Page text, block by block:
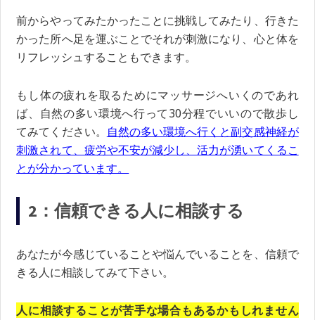
前からやってみたかったことに挑戦してみたり、行きた
かった所へ足を運ぶことでそれが刺激になり、心と体を
リフレッシュすることもできます。
もし体の疲れを取るためにマッサージへいくのであれ
ば、自然の多い環境へ行って30分程でいいので散歩し
てみてください。 自然の多い環境へ行くと副交感神経が
刺激されて、疲労や不安が減少し、活力が湧いてくるこ
とが分かっています。
2：信頼できる人に相談する
あなたが今感じていることや悩んでいることを、信頼で
きる人に相談してみて下さい。
人に相談することが苦手な場合もあるかもしれません